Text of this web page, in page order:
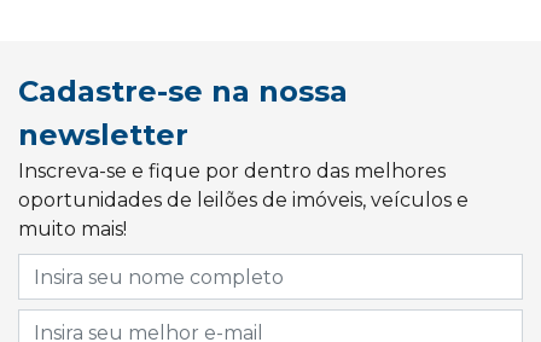
Cadastre-se na nossa
newsletter
Inscreva-se e fique por dentro das melhores
oportunidades de leilões de imóveis, veículos e
muito mais!